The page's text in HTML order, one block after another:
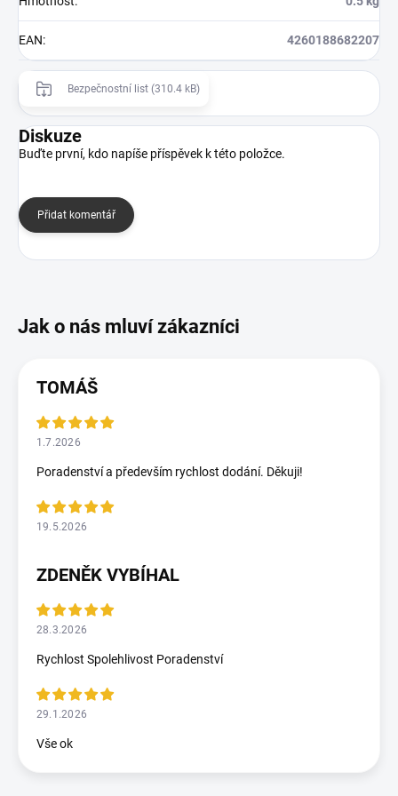
EAN: 4260188682207
Bezpečnostní list (310.4 kB)
Diskuze
Buďte první, kdo napíše příspěvek k této položce.
Přidat komentář
TOMÁŠ
1.7.2026
Poradenství a především rychlost dodání. Děkuji!
19.5.2026
ZDENĚK VYBÍHAL
28.3.2026
Rychlost Spolehlivost Poradenství
29.1.2026
Vše ok